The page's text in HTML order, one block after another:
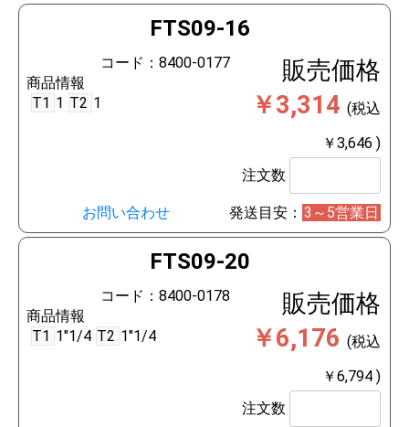
FTS09-16
コード：8400-0177
商品情報
T1 1 T2 1
販売価格
￥3,314 (税込
￥3,646 )
注文数
お問い合わせ 発送目安： 3～5営業日
FTS09-20
コード：8400-0178
商品情報
T1 1"1/4 T2 1"1/4
販売価格
￥6,176 (税込
￥6,794 )
注文数